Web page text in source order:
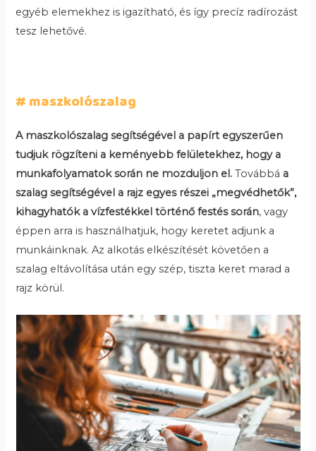
egyéb elemekhez is igazítható, és így precíz radírozást
tesz lehetővé.
# maszkolószalag
A maszkolószalag segítségével a papírt egyszerűen
tudjuk rögzíteni a keményebb felületekhez, hogy a
munkafolyamatok során ne mozduljon el.Továbbá a
szalag segítségével a rajz egyes részei „megvédhetők”,
kihagyhatók a vízfestékkel történő festés során, vagy
éppen arra is használhatjuk, hogy keretet adjunk a
munkáinknak. Az alkotás elkészítését követően a
szalag eltávolítása után egy szép, tiszta keret marad a
rajz körül.